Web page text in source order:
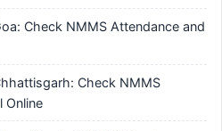
Check NMMS Attendance and
Check NMMS
Online